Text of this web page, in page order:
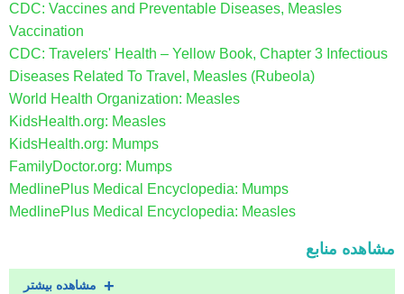
CDC: Vaccines and Preventable Diseases, Measles
Vaccination
CDC: Travelers' Health – Yellow Book, Chapter 3 Infectious
Diseases Related To Travel, Measles (Rubeola)
World Health Organization: Measles
KidsHealth.org: Measles
KidsHealth.org: Mumps
FamilyDoctor.org: Mumps
MedlinePlus Medical Encyclopedia: Mumps
MedlinePlus Medical Encyclopedia: Measles
مشاهده منابع
مشاهده بیشتر